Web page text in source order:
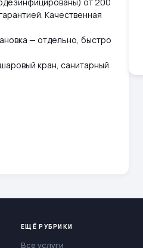
Качественная
— отдельно, быстро
кран, санитарный
ЕЩЁ РУБРИКИ
Все услуги